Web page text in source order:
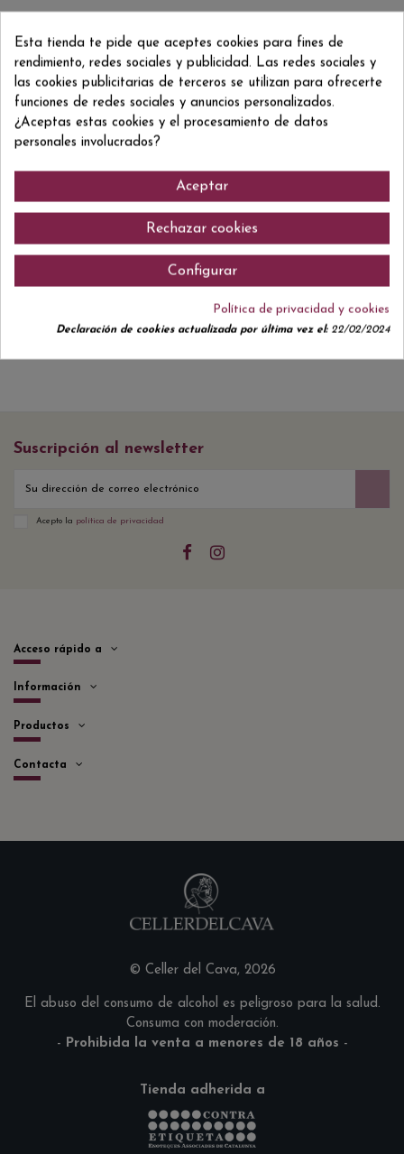
Reviews(0)
No hay reseñas de clientes en este momento.
Suscripción al newsletter
Acepto la política de privacidad
Acceso rápido a
Información
Productos
Contacta
© Celler del Cava, 2026
El abuso del consumo de alcohol es peligroso para la salud.
Consuma con moderación.
- Prohibida la venta a menores de 18 años -
Tienda adherida a
Esta tienda te pide que aceptes cookies para fines de
rendimiento, redes sociales y publicidad. Las redes sociales y
las cookies publicitarias de terceros se utilizan para ofrecerte
funciones de redes sociales y anuncios personalizados.
¿Aceptas estas cookies y el procesamiento de datos
personales involucrados?
Aceptar
Rechazar cookies
Configurar
Política de privacidad y cookies
Declaración de cookies actualizada por última vez el:22/02/2024